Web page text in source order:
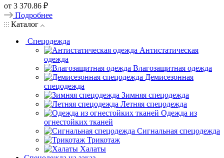
от 3 370.86 ₽
Подробнее
Каталог
Спецодежда
Антистатическая
одежда
Влагозащитная одежда
Демисезонная
спецодежда
Зимняя спецодежда
Летняя спецодежда
Одежда из
огнестойких тканей
Сигнальная спецодежда
Трикотаж
Халаты